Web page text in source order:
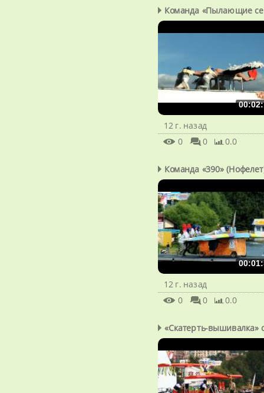
12 г. назад
0
0 0.0
Команда «390»
12 г. назад
0
0 0.0
«Скатерть-вышивалка»